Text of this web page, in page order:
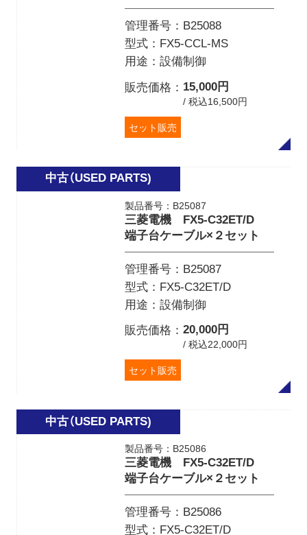
管理番号
B25088
型式
FX5-CCL-MS
用途
設備制御
販売価格
15,000円
/ 税込16,500円
セット販売
製品番号：B25087
三菱電機 FX5-C32ET/D
端子台ケーブル×２セット
管理番号
B25087
型式
FX5-C32ET/D
用途
設備制御
販売価格
20,000円
/ 税込22,000円
セット販売
製品番号：B25086
三菱電機 FX5-C32ET/D
端子台ケーブル×２セット
管理番号
B25086
型式
FX5-C32ET/D